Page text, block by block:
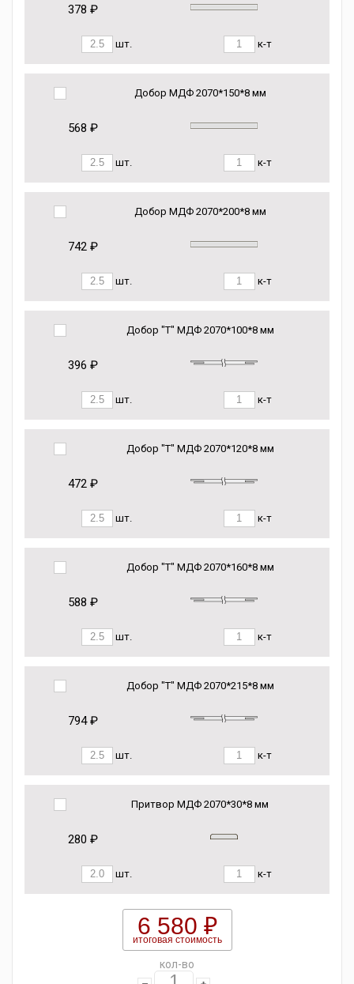
378 ₽
шт. к-т
Добор МДФ 2070*150*8 мм
568 ₽
шт. к-т
Добор МДФ 2070*200*8 мм
742 ₽
шт. к-т
Добор "Т" МДФ 2070*100*8 мм
396 ₽
шт. к-т
Добор "Т" МДФ 2070*120*8 мм
472 ₽
шт. к-т
Добор "Т" МДФ 2070*160*8 мм
588 ₽
шт. к-т
Добор "Т" МДФ 2070*215*8 мм
794 ₽
шт. к-т
Притвор МДФ 2070*30*8 мм
280 ₽
шт. к-т
6 580 ₽
итоговая стоимость
кол-во